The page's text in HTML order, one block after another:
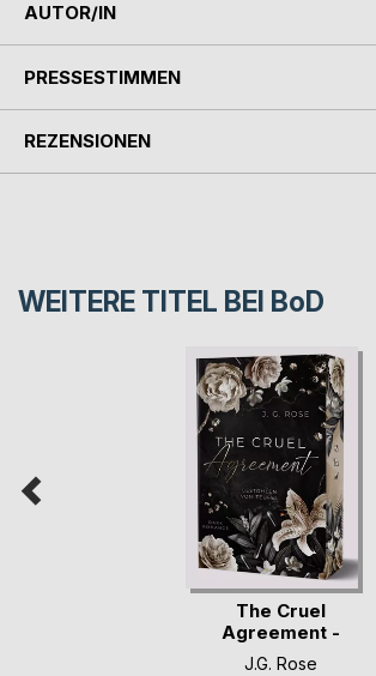
AUTOR/IN
PRESSESTIMMEN
REZENSIONEN
WEITERE TITEL BEI BoD
The Cruel
Agreement -
Gestohlen vo(...)
J.G. Rose